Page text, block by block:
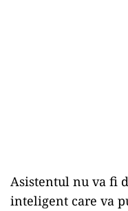
Asistentul nu va fi
inteligent care va